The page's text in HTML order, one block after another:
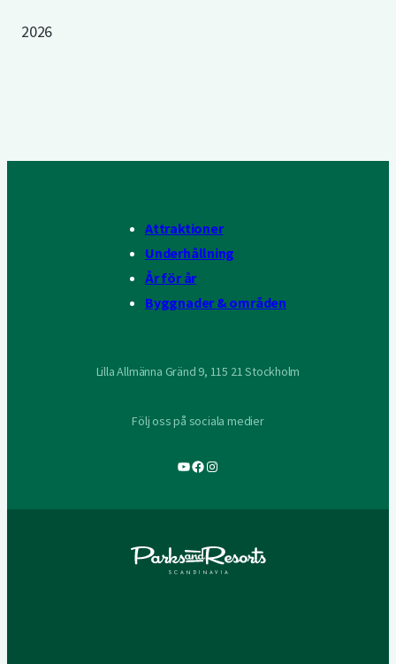
2026
Attraktioner
Underhållning
År för år
Byggnader & områden
Lilla Allmänna Gränd 9, 115 21 Stockholm
Följ oss på sociala medier
YouTube
Facebook
Instagram